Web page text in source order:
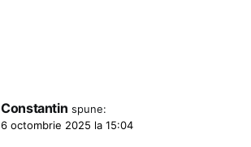
Constantin spune:
6 octombrie 2025 la 15:04